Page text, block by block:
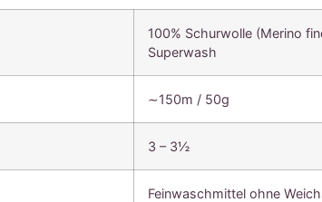
100% Schurwolle (Merino
Superwash
∼150m / 50g
3 – 3½
Feinwaschmittel ohne